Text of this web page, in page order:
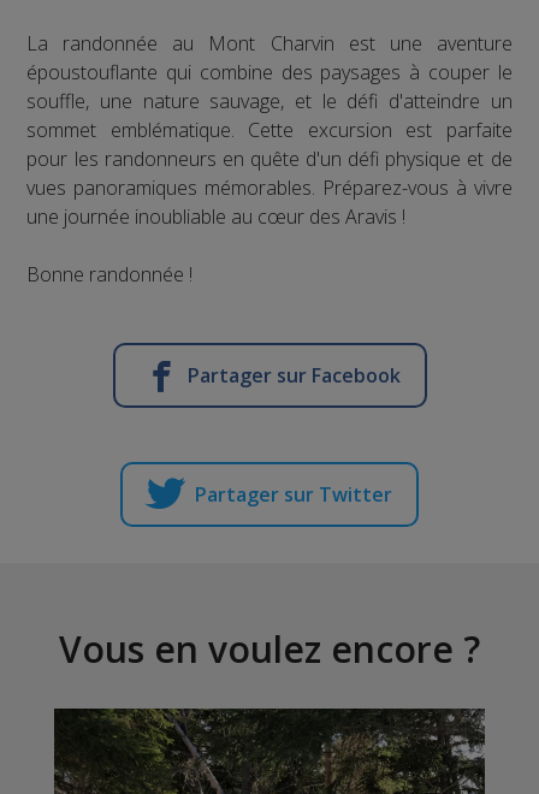
La randonnée au Mont Charvin est une aventure
époustouflante qui combine des paysages à couper le
souffle, une nature sauvage, et le défi d'atteindre un
sommet emblématique. Cette excursion est parfaite
pour les randonneurs en quête d'un défi physique et de
vues panoramiques mémorables. Préparez-vous à vivre
une journée inoubliable au cœur des Aravis !
Bonne randonnée !
Partager sur Facebook
Partager sur Twitter
Vous en voulez encore ?